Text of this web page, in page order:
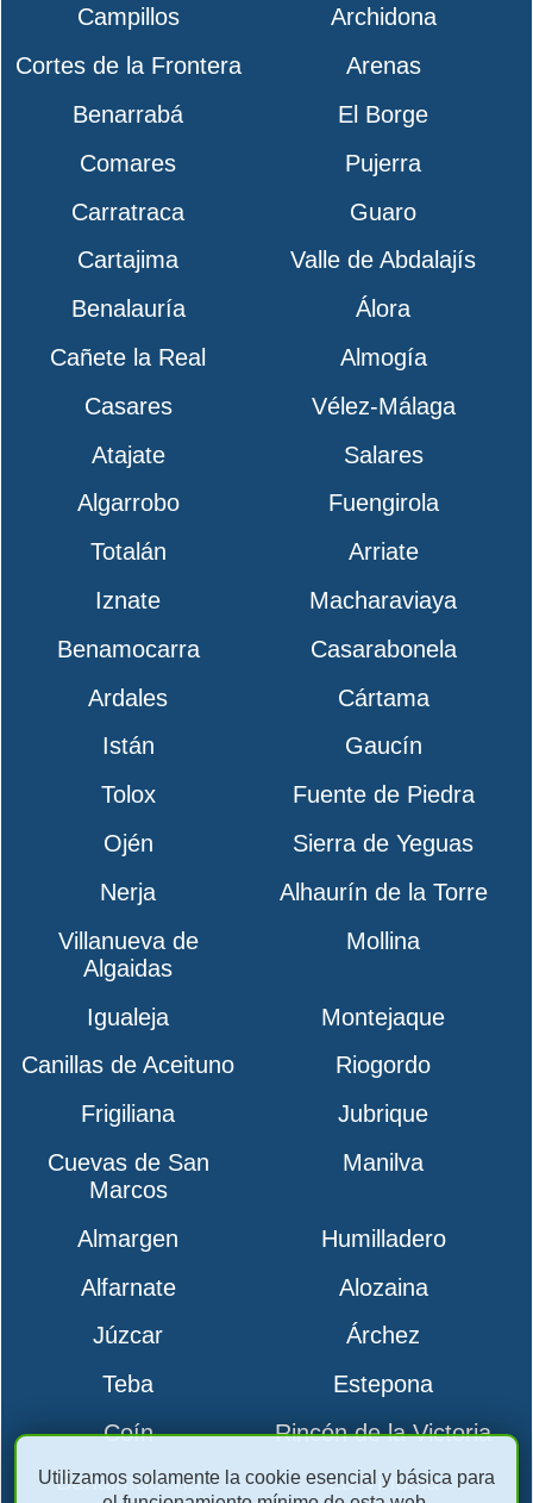
Campillos
Archidona
Cortes de la Frontera
Arenas
Benarrabá
El Borge
Comares
Pujerra
Carratraca
Guaro
Cartajima
Valle de Abdalajís
Benalauría
Álora
Cañete la Real
Almogía
Casares
Vélez-Málaga
Atajate
Salares
Algarrobo
Fuengirola
Totalán
Arriate
Iznate
Macharaviaya
Benamocarra
Casarabonela
Ardales
Cártama
Istán
Gaucín
Tolox
Fuente de Piedra
Ojén
Sierra de Yeguas
Nerja
Alhaurín de la Torre
Villanueva de
Algaidas
Mollina
Igualeja
Montejaque
Canillas de Aceituno
Riogordo
Frigiliana
Jubrique
Cuevas de San
Marcos
Manilva
Almargen
Humilladero
Alfarnate
Alozaina
Júzcar
Árchez
Teba
Estepona
Coín
Rincón de la Victoria
Benalmádena
La Viñuela
Utilizamos solamente la cookie esencial y básica para